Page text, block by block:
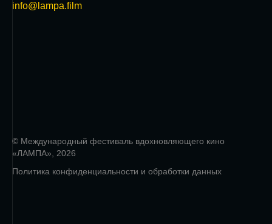
info@lampa.film
© Международный фестиваль вдохновляющего кино
«ЛАМПА», 2026
Политика конфиденциальности и обработки данных